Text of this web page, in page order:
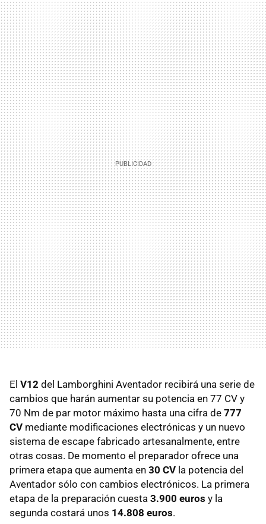
El V12 del Lamborghini Aventador recibirá una serie de
cambios que harán aumentar su potencia en 77 CV y
70 Nm de par motor máximo hasta una cifra de 777
CV mediante modificaciones electrónicas y un nuevo
sistema de escape fabricado artesanalmente, entre
otras cosas. De momento el preparador ofrece una
primera etapa que aumenta en 30 CV la potencia del
Aventador sólo con cambios electrónicos. La primera
etapa de la preparación cuesta 3.900 euros y la
segunda costará unos 14.808 euros.